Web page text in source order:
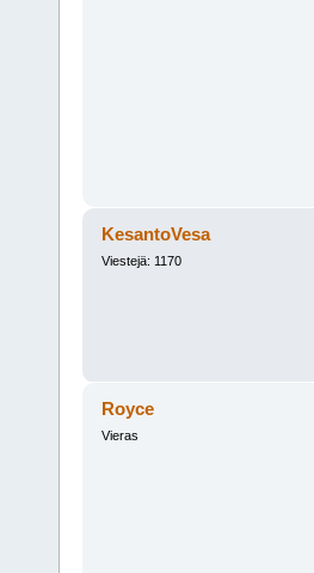
KesantoVesa
Viestejä: 1170
Royce
Vieras